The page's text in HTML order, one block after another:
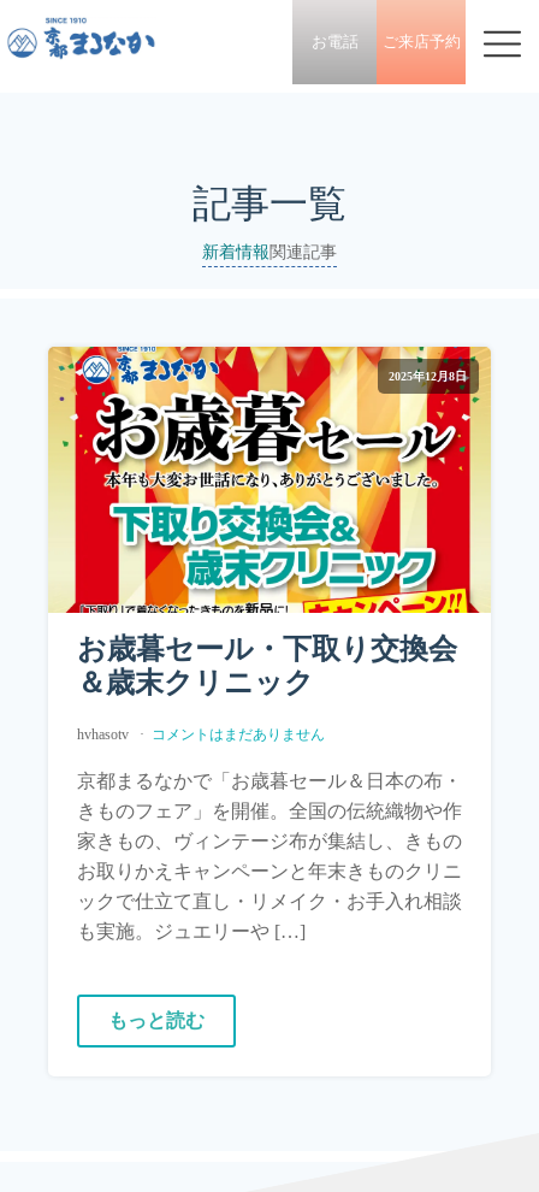
お電話 ご来店予約
記事一覧
新着情報関連記事
2025年12月8日
お歳暮セール・下取り交換会
＆歳末クリニック
hvhasotv コメントはまだありません
京都まるなかで「お歳暮セール＆日本の布・
きものフェア」を開催。全国の伝統織物や作
家きもの、ヴィンテージ布が集結し、きもの
お取りかえキャンペーンと年末きものクリニ
ックで仕立て直し・リメイク・お手入れ相談
も実施。ジュエリーや […]
もっと読む